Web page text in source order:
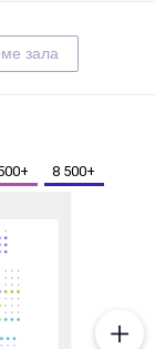
зала